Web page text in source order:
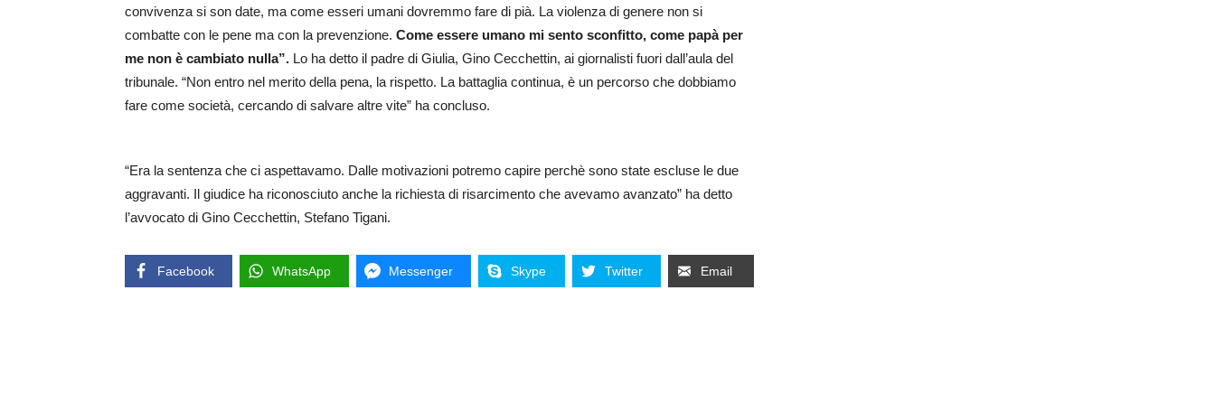
convivenza si son date, ma come esseri umani dovremmo fare di pià. La violenza di genere non si
combatte con le pene ma con la prevenzione. Come essere umano mi sento sconfitto, come papà per
me non è cambiato nulla”. Lo ha detto il padre di Giulia, Gino Cecchettin, ai giornalisti fuori dall’aula del
tribunale. “Non entro nel merito della pena, la rispetto. La battaglia continua, è un percorso che dobbiamo
fare come società, cercando di salvare altre vite” ha concluso.
“Era la sentenza che ci aspettavamo. Dalle motivazioni potremo capire perchè sono state escluse le due
aggravanti. Il giudice ha riconosciuto anche la richiesta di risarcimento che avevamo avanzato” ha detto
l’avvocato di Gino Cecchettin, Stefano Tigani.
Facebook WhatsApp Messenger Skype Twitter Email